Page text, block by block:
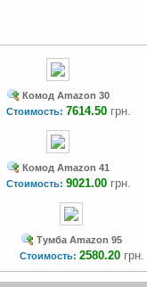
Комод Amazon 30
Стоимость: 7614.50 грн.
Комод Amazon 41
Стоимость: 9021.00 грн.
Тумба Amazon 95
Стоимость: 2580.20 грн.